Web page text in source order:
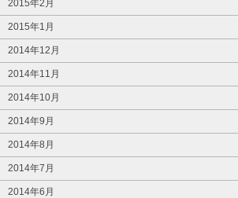
2015年2月
2015年1月
2014年12月
2014年11月
2014年10月
2014年9月
2014年8月
2014年7月
2014年6月